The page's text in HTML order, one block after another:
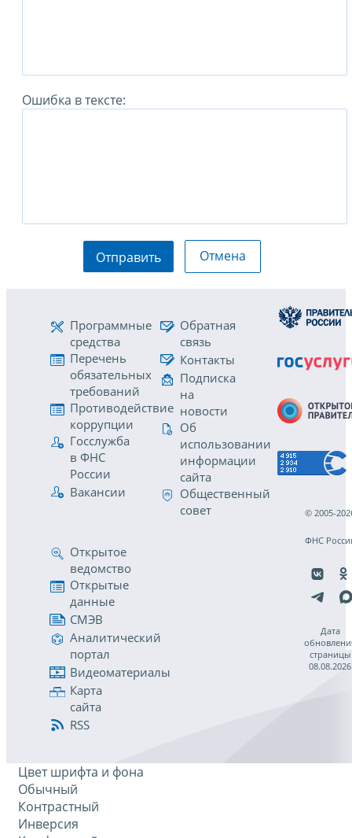
Ошибка в тексте:
Отправить Отмена
Программные
средства
Перечень
обязательных
требований
Противодействие
коррупции
Госслужба
в ФНС
России
Вакансии
Обратная
связь
Контакты
Подписка
на
новости
Об
использовании
информации
сайта
Общественный
совет
Открытое
ведомство
Открытые
данные
СМЭВ
Аналитический
портал
Видеоматериалы
Карта
сайта
RSS
© 2005-
ФНС
Дата
страницы
08.08.2026
Цвет шрифта и фона
Обычный
Контрастный
Инверсия